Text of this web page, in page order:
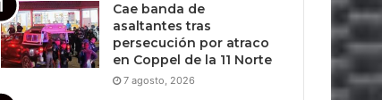
Cae banda de
asaltantes tras
persecución por atraco
en Coppel de la 11 Norte
7 agosto, 2026